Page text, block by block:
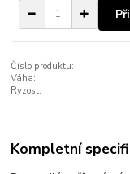
Číslo produktu:
Váha:
Ryzost:
Kompletní